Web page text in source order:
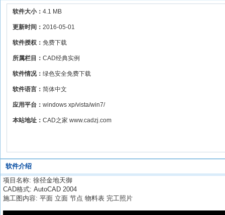
软件大小： 4.1 MB
更新时间： 2016-05-01
软件授权： 免费下载
所属栏目： CAD经典实例
软件情况： 绿色安全免费下载
软件语言： 简体中文
应用平台： windows xp/vista/win7/
本站地址： CAD之家 www.cadzj.com
软件介绍
项目名称: 徐径金地天御
CAD格式: AutoCAD 2004
施工图内容: 平面 立面 节点 物料表 完工照片